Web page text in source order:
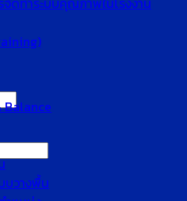
Balance
บวางพื้น